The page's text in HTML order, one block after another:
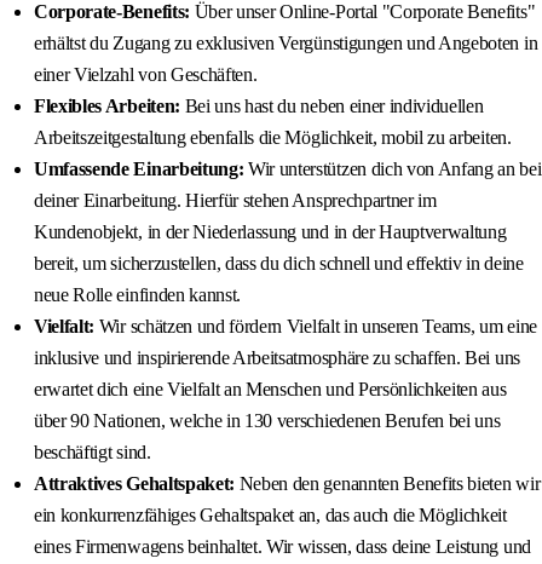
Corporate-Benefits: Über unser Online-Portal "Corporate Benefits"
erhältst du Zugang zu exklusiven Vergünstigungen und Angeboten in
einer Vielzahl von Geschäften.
Flexibles Arbeiten: Bei uns hast du neben einer individuellen
Arbeitszeitgestaltung ebenfalls die Möglichkeit, mobil zu arbeiten.
Umfassende Einarbeitung: Wir unterstützen dich von Anfang an bei
deiner Einarbeitung. Hierfür stehen Ansprechpartner im
Kundenobjekt, in der Niederlassung und in der Hauptverwaltung
bereit, um sicherzustellen, dass du dich schnell und effektiv in deine
neue Rolle einfinden kannst.
Vielfalt: Wir schätzen und fördern Vielfalt in unseren Teams, um eine
inklusive und inspirierende Arbeitsatmosphäre zu schaffen. Bei uns
erwartet dich eine Vielfalt an Menschen und Persönlichkeiten aus
über 90 Nationen, welche in 130 verschiedenen Berufen bei uns
beschäftigt sind.
Attraktives Gehaltspaket: Neben den genannten Benefits bieten wir
ein konkurrenzfähiges Gehaltspaket an, das auch die Möglichkeit
eines Firmenwagens beinhaltet. Wir wissen, dass deine Leistung und